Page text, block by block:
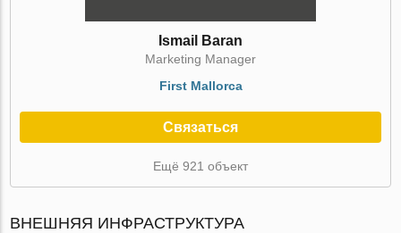
Ismail Baran
Marketing Manager
First Mallorca
Связаться
Ещё 921 объект
ВНЕШНЯЯ ИНФРАСТРУКТУРА